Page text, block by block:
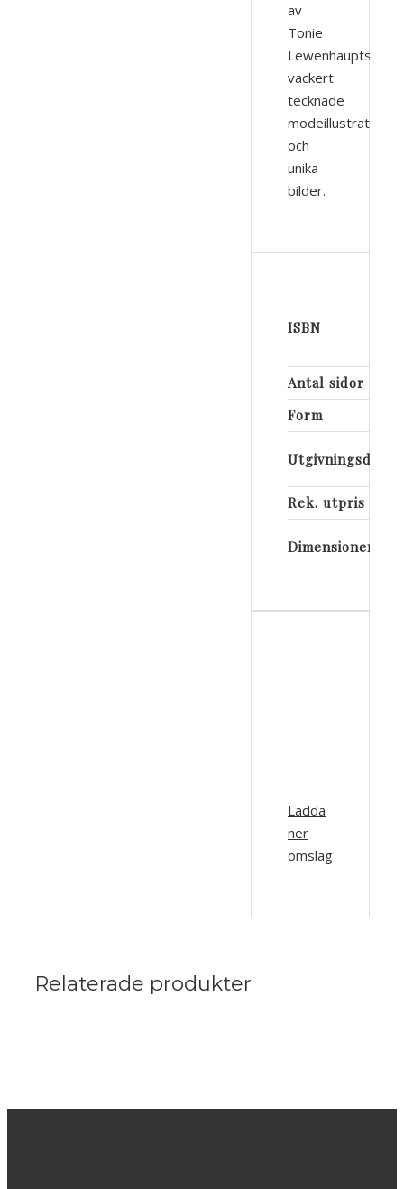
av
Tonie
Lewenhaupts
vackert
tecknade
modeillustrationer
och
unika
bilder.
ISBN
Antal sidor
Form
Rek. utpris
Dimensioner
Ladda
ner
omslag
Relaterade produkter